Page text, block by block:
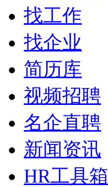
找工作
找企业
简历库
视频招聘
名企直聘
新闻资讯
HR工具箱